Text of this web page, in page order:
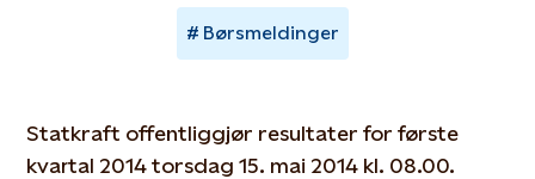
Børsmeldinger
Statkraft offentliggjør resultater for første
kvartal 2014 torsdag 15. mai 2014 kl. 08.00.